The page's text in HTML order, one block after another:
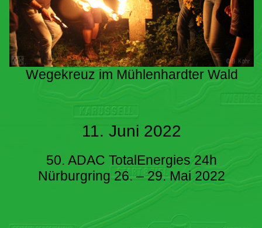
Wegekreuz im Mühlenhardter Wald
11. Juni 2022
50. ADAC TotalEnergies 24h
Nürburgring 26. – 29. Mai 2022